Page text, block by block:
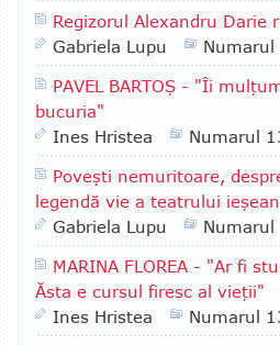
Regizorul Alexandru
Gabriela Lupu
PAVEL BARTOŞ - "Îi
bucuria"
Ines Hristea
Numarul
Poveşti nemuritoare,
legendă vie a teatrului ieşean
Gabriela Lupu
MARINA FLOREA - "Ar fi
Ăsta e cursul firesc al vieţii"
Ines Hristea
Numarul